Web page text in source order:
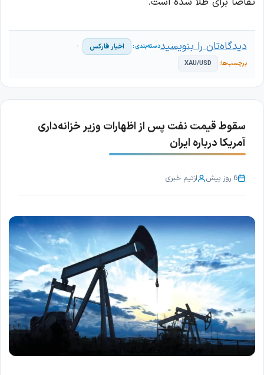
اخبار فارکس
XAU/USD
دیدگاه‌تان را بنویسید
سقوط قیمت نفت پس از اظهارات وزیر خزانه‌داری
آمریکا درباره ایران
6 روز پیش ازتیم خبری